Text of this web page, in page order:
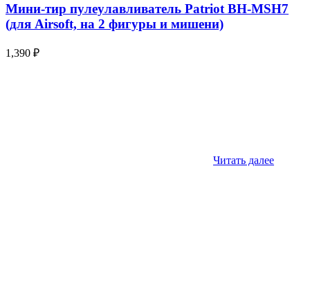
Мини-тир пулеулавливатель Patriot BH-MSH7
(для Airsoft, на 2 фигуры и мишени)
1,390 ₽
Читать далее